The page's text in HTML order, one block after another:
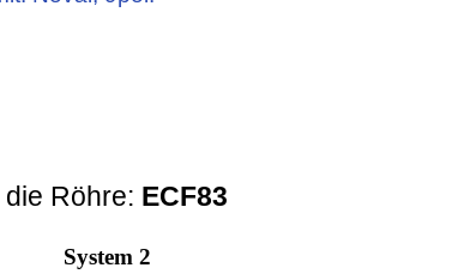
Röhre: ECF83
System 2